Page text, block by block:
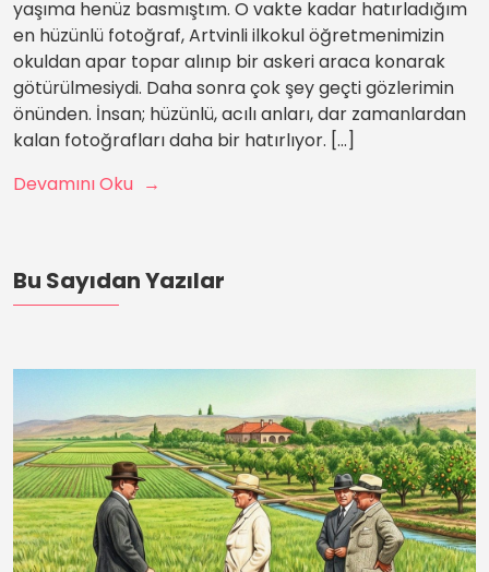
yaşıma henüz basmıştım. O vakte kadar hatırladığım
en hüzünlü fotoğraf, Artvinli ilkokul öğretmenimizin
okuldan apar topar alınıp bir askeri araca konarak
götürülmesiydi. Daha sonra çok şey geçti gözlerimin
önünden. İnsan; hüzünlü, acılı anları, dar zamanlardan
kalan fotoğrafları daha bir hatırlıyor. […]
Devamını Oku
Bu Sayıdan Yazılar